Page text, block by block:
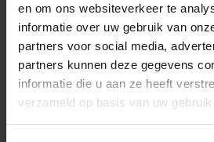
en om ons websiteverkeer te
informatie over uw gebruik van
partners voor social media,
partners kunnen deze gegevens
informatie die u aan ze heeft
verzameld op basis van uw